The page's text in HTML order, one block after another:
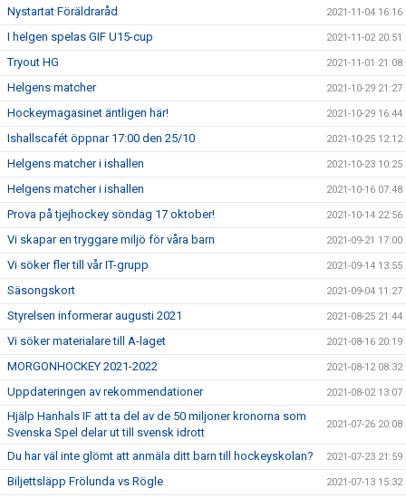
Nystartat Föräldraråd 2021-11-04 16:16
I helgen spelas GIF U15-cup 2021-11-02 20:51
Tryout HG 2021-11-01 21:08
Helgens matcher 2021-10-29 21:27
Hockeymagasinet äntligen här! 2021-10-29 16:44
Ishallscafét öppnar 17:00 den 25/10 2021-10-25 12:12
Helgens matcher i ishallen 2021-10-23 10:25
Helgens matcher i ishallen 2021-10-16 07:48
Prova på tjejhockey söndag 17 oktober! 2021-10-14 22:56
Vi skapar en tryggare miljö för våra barn 2021-09-21 17:00
Vi söker fler till vår IT-grupp 2021-09-14 13:55
Säsongskort 2021-09-04 11:27
Styrelsen informerar augusti 2021 2021-08-25 21:44
Vi söker materialare till A-laget 2021-08-16 20:19
MORGONHOCKEY 2021-2022 2021-08-12 08:32
Uppdateringen av rekommendationer 2021-08-02 13:07
Hjälp Hanhals IF att ta del av de 50 miljoner kronorna som
Svenska Spel delar ut till svensk idrott
2021-07-26 20:08
Du har väl inte glömt att anmäla ditt barn till hockeyskolan? 2021-07-23 21:59
Biljettsläpp Frölunda vs Rögle 2021-07-13 15:32